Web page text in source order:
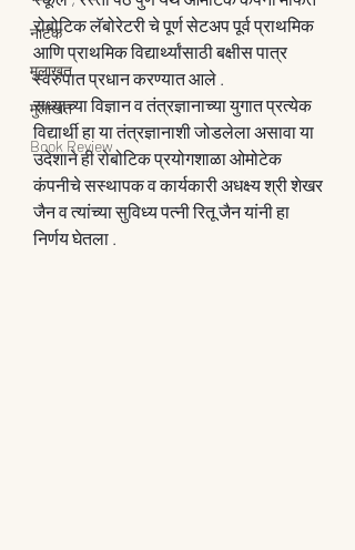
नाटक
मुलाखत
मुलाखत
Book Review
रोबोटिक लॅबोरेटरी चे पूर्ण सेटअप पूर्व प्राथमिक
आणि प्राथमिक विद्यार्थ्यांसाठी बक्षीस पात्र
स्वरुपात प्रधान करण्यात आले .
सध्याच्या विज्ञान व तंत्रज्ञानाच्या युगात प्रत्येक
विद्यार्थी हा या तंत्रज्ञानाशी जोडलेला असावा या
उदेशाने ही रोबोटिक प्रयोगशाळा ओमोटेक
कंपनीचे सस्थापक व कार्यकारी अधक्ष्य श्री शेखर
जैन व त्यांच्या सुविध्य पत्नी रितू जैन यांनी हा
निर्णय घेतला .